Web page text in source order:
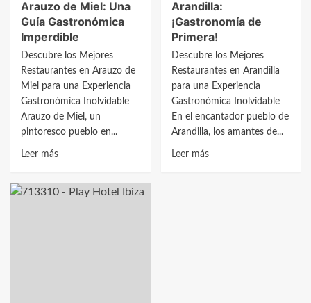
Arauzo de Miel: Una
Guía Gastronómica
Imperdible
Descubre los Mejores
Restaurantes en Arauzo de
Miel para una Experiencia
Gastronómica Inolvidable
Arauzo de Miel, un
pintoresco pueblo en...
Leer másLeer
sobre
Descubre
Arandilla:
¡Gastronomía de
Primera!
Descubre los Mejores
Restaurantes en Arandilla
para una Experiencia
Gastronómica Inolvidable
En el encantador pueblo de
Arandilla, los amantes de...
Leer másLeer